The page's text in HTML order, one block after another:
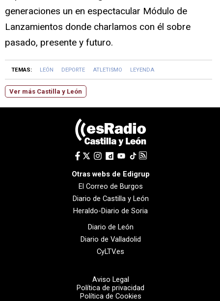
generaciones un en espectacular Módulo de
Lanzamientos donde charlamos con él sobre
pasado, presente y futuro.
TEMAS: LEÓN DEPORTE ATLETISMO LEYENDA
Ver más Castilla y León
Otras webs de Edigrup
El Correo de Burgos
Diario de Castilla y León
Heraldo-Diario de Soria
Diario de León
Diario de Valladolid
CyLTV.es
Aviso Legal
Política de privacidad
Política de Cookies